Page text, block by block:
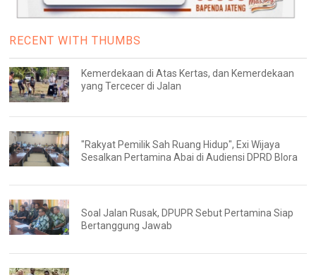
RECENT WITH THUMBS
Kemerdekaan di Atas Kertas, dan Kemerdekaan
yang Tercecer di Jalan
"Rakyat Pemilik Sah Ruang Hidup", Exi Wijaya
Sesalkan Pertamina Abai di Audiensi DPRD Blora
Soal Jalan Rusak, DPUPR Sebut Pertamina Siap
Bertanggung Jawab